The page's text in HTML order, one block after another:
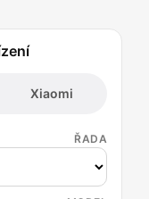
Xiaomi
ŘADA